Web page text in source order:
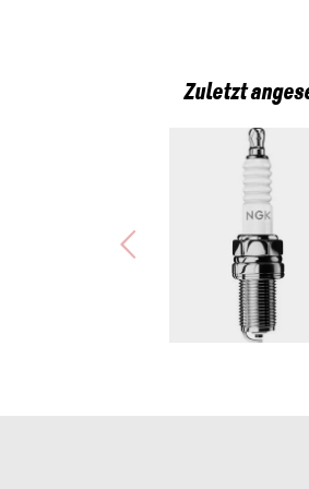
Voge DS 525 X (Euro 5)
Voge DS 525 X (Euro 5+)
Yamaha TRICITY 125
Yamaha Tricity 125
Yamaha Tricity 125 (SEL41/
SYM ADXTG 400
Voge R625 (VPS1B/25)
Rieju Aventura 500i
Zontes 125 C2 (ZO125C2/
Zontes 703 F Adventure
Zontes 703 RR (ZO703RR/
Zuletzt